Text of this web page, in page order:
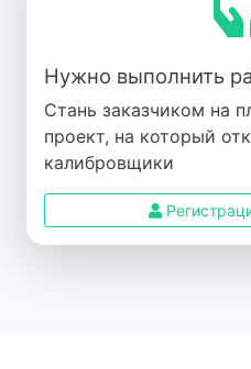
Нужно выполнить
Стань заказчиком на
проект, на который
калибровщики